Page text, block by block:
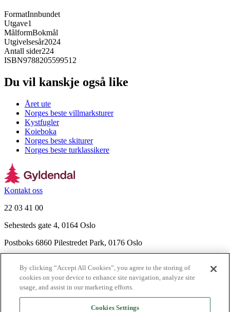
FormatInnbundet
Utgave1
MålformBokmål
Utgivelsesår2024
Antall sider224
ISBN9788205599512
Du vil kanskje også like
Året ute
Norges beste villmarksturer
Kystfugler
Koieboka
Norges beste skiturer
Norges beste turklassikere
Kontakt oss
22 03 41 00
Sehesteds gate 4, 0164 Oslo
Postboks 6860 Pilestredet Park, 0176 Oslo
Nyhetsbrev
Ledige stillinger
Send inn manus
By clicking “Accept All Cookies”, you agree to the storing of
cookies on your device to enhance site navigation, analyze site
usage, and assist in our marketing efforts.
Cookies Settings